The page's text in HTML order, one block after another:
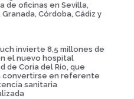
de oficinas en Sevilla,
Granada, Córdoba, Cádiz y
invierte 8,5 millones de
el nuevo hospital
de Coria del Río, que
convertirse en referente
sanitaria